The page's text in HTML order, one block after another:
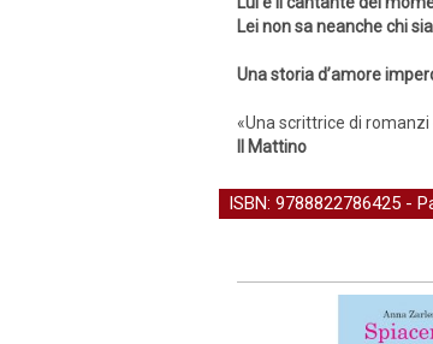
Lei non sa neanche chi
Una storia d’amore
«Una scrittrice di romanzi
Il Mattino
ISBN: 9788822786425 -